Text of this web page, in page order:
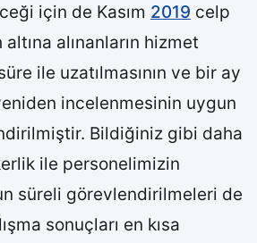
için de Kasım 2019 celp
alınanların hizmet
ile uzatılmasının ve bir ay
incelenmesinin uygun
Bildiğiniz gibi daha
ile personelimizin
süreli görevlendirilmeleri de
sonuçları en kısa